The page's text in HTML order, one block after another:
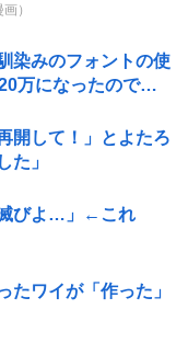
）
染みのフォントの使
万になったので変
開して！」とよたろ
た」
びよ…」←これ
たワイが「作った」